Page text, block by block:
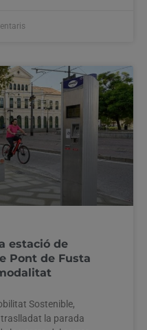
estació de
Pont de Fusta
Sostenible,
traslladat la parada